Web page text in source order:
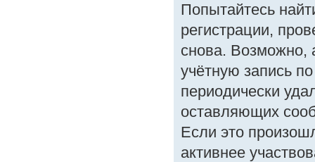
Попытайтесь
регистрации,
снова. Возможно,
учётную запись
периодически
оставляющих
Если это
активнее